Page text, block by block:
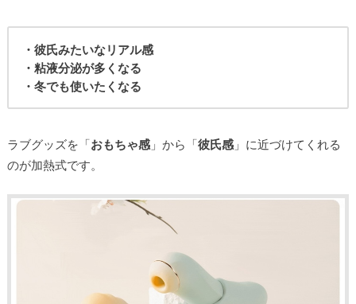
・彼氏みたいなリアル感
・粘液分泌が多くなる
・冬でも使いたくなる
ラブグッズを「おもちゃ感」から「彼氏感」に近づけてくれる
のが加熱式です。